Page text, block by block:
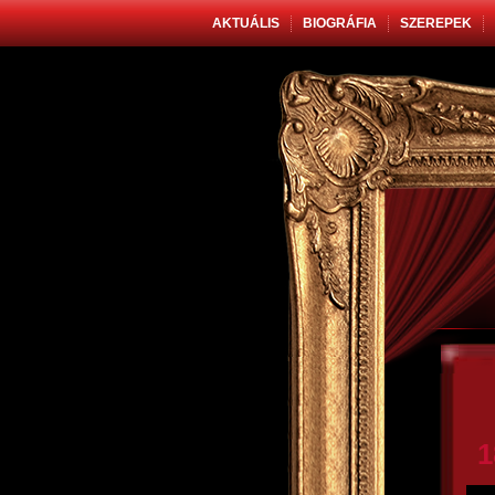
AKTUÁLIS BIOGRÁFIA SZEREPEK